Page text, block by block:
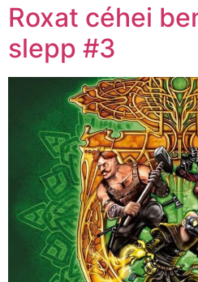
Roxat céhei
slepp #3